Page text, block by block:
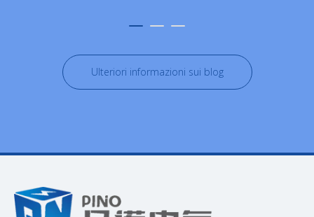
Ulteriori informazioni sui blog